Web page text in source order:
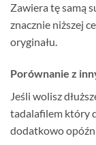
Zawiera tę samą
znacznie niższej
oryginału.
Porównanie z
Jeśli wolisz
tadalafilem który
dodatkowo